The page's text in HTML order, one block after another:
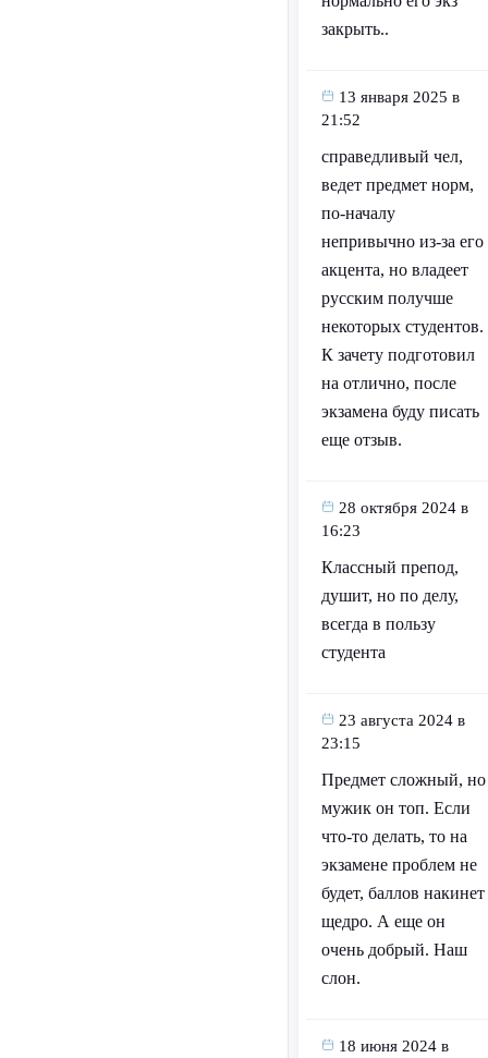
закрыть..
13 января 2025 в
21:52
справедливый чел,
ведет предмет норм,
по-началу
непривычно из-за его
акцента, но владеет
русским получше
некоторых студентов.
К зачету подготовил
на отлично, после
экзамена буду писать
еще отзыв.
28 октября 2024 в
16:23
Классный препод,
душит, но по делу,
всегда в пользу
студента
23 августа 2024 в
23:15
Предмет сложный, но
мужик он топ. Если
что-то делать, то на
экзамене проблем не
будет, баллов накинет
щедро. А еще он
очень добрый. Наш
слон.
18 июня 2024 в